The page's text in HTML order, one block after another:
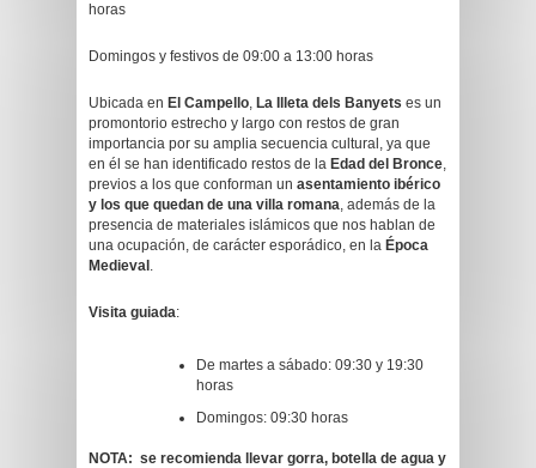
horas
Domingos y festivos de 09:00 a 13:00 horas
Ubicada en El Campello, La Illeta dels Banyets es un
promontorio estrecho y largo con restos de gran
importancia por su amplia secuencia cultural, ya que
en él se han identificado restos de la Edad del Bronce,
previos a los que conforman un asentamiento ibérico
y los que quedan de una villa romana, además de la
presencia de materiales islámicos que nos hablan de
una ocupación, de carácter esporádico, en la Época
Medieval .
Visita guiada:
De martes a sábado: 09:30 y 19:30
horas
Domingos: 09:30 horas
NOTA: se recomienda llevar gorra, botella de agua y